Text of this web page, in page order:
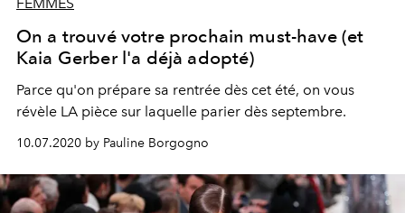
On a trouvé votre prochain must-have (et
Kaia Gerber l'a déjà adopté)
Parce qu'on prépare sa rentrée dès cet été, on vous
révèle LA pièce sur laquelle parier dès septembre.
10.07.2020 by Pauline Borgogno